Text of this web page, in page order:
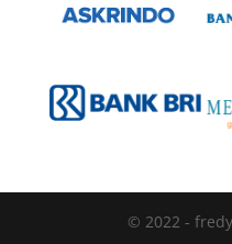
© 2022 -